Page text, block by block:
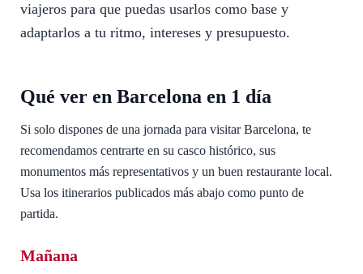
viajeros para que puedas usarlos como base y
adaptarlos a tu ritmo, intereses y presupuesto.
Qué ver en Barcelona en 1 día
Si solo dispones de una jornada para visitar Barcelona, te
recomendamos centrarte en su casco histórico, sus
monumentos más representativos y un buen restaurante local.
Usa los itinerarios publicados más abajo como punto de
partida.
Mañana